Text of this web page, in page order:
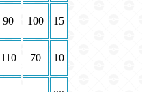
90 100 15
110 70 10